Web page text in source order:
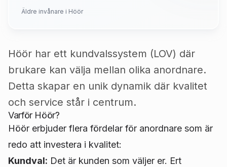
Äldre invånare i Höör
Höör har ett kundvalssystem (LOV) där
brukare kan välja mellan olika anordnare.
Detta skapar en unik dynamik där kvalitet
och service står i centrum.
Varför Höör?
Höör erbjuder flera fördelar för anordnare som är
redo att investera i kvalitet:
Kundval: Det är kunden som väljer er. Ert